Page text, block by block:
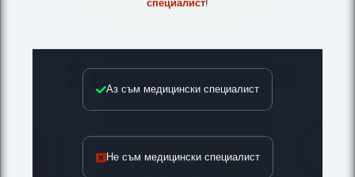
Аз съм медицински специалист
Не съм медицински специалист